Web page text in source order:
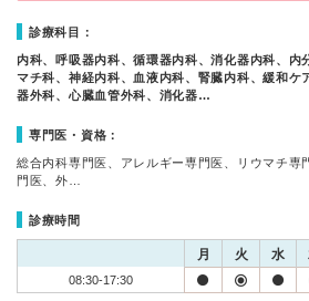
診療科目：
内科、呼吸器内科、循環器内科、消化器内科、内
マチ科、神経内科、血液内科、腎臓内科、緩和ケ
器外科、心臓血管外科、消化器…
専門医・資格：
総合内科専門医、アレルギー専門医、リウマチ専
門医、外…
診療時間
月 火 水
08:30-17:30